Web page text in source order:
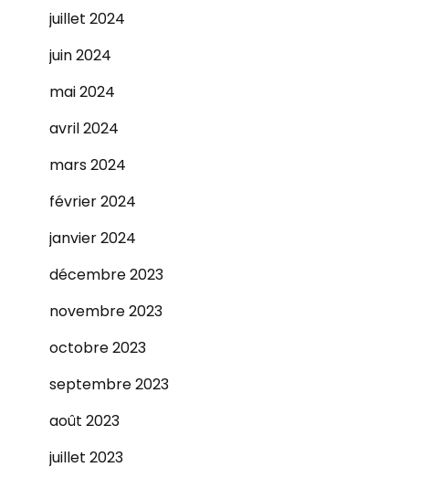
juillet 2024
juin 2024
mai 2024
avril 2024
mars 2024
février 2024
janvier 2024
décembre 2023
novembre 2023
octobre 2023
septembre 2023
août 2023
juillet 2023